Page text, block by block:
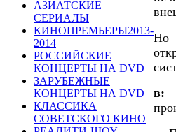
АЗИАТСКИЕ
СЕРИАЛЫ
КИНОПРЕМЬЕРЫ2013-
2014
РОССИЙСКИЕ
КОНЦЕРТЫ НА DVD
ЗАРУБЕЖНЫЕ
КОНЦЕРТЫ НА DVD
КЛАССИКА
СОВЕТСКОГО КИНО
Но
в: